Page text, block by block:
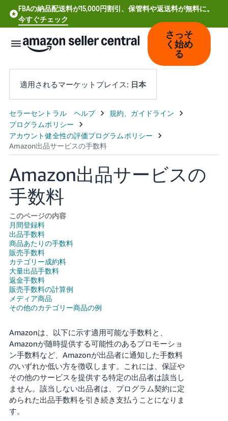
FBAの納品配送料が15,000円割引、保管料や返送料が無料に。
今すぐチェック
本
語
中
文
-
Deutsch
- DE
Español
- ES
Français
- FR
Italiano
- IT
국
어
-
KR
日
本
ロ
グ
イ
ン
さっそ
く始め
る
適用されるマーケットプレイス: 日本
Amazon出品サービスの
手数料
このページの内容
月間登録料
出品手数料
商品あたりの手数料
販売手数料
カテゴリー成約料
大量出品手数料
返金手数料
販売手数料の計算例
メディア商品
その他のカテゴリー商品の例
Amazonは、以下に示す適用可能な手数料と、
Amazonが随時提供する可能性のあるプロモーショ
ン手数料など、Amazonが出品者に通知した手数料
のいずれか低い方を徴収します。これには、保証や
その他のサービスを提供する特定の出品者は該当し
ません。該当しない出品者は、プログラム契約に定
められた出品手数料を引き続き支払うことになりま
す。